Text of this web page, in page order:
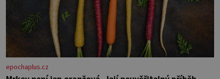
epochaplus.cz